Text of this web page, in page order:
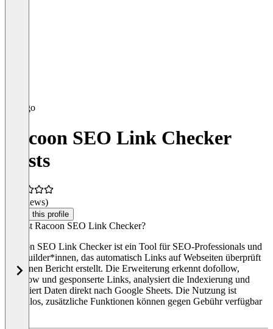
Racoon SEO Link Checker
Costs
(0 reviews)
Claim this profile
Was ist Racoon SEO Link Checker?
Racoon SEO Link Checker ist ein Tool für SEO-Professionals und
Linkbuilder*innen, das automatisch Links auf Webseiten überprüft
und einen Bericht erstellt. Die Erweiterung erkennt dofollow,
nofollow und gesponserte Links, analysiert die Indexierung und
exportiert Daten direkt nach Google Sheets. Die Nutzung ist
kostenlos, zusätzliche Funktionen können gegen Gebühr verfügbar